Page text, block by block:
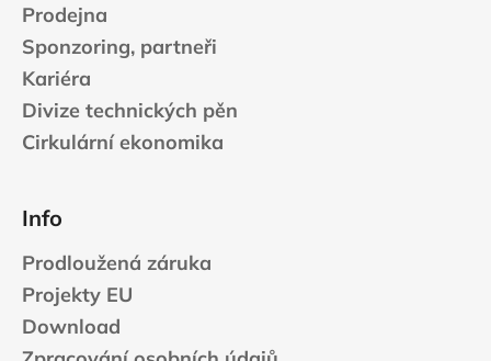
Prodejna
Sponzoring, partneři
Kariéra
Divize technických pěn
Cirkulární ekonomika
Info
Prodloužená záruka
Projekty EU
Download